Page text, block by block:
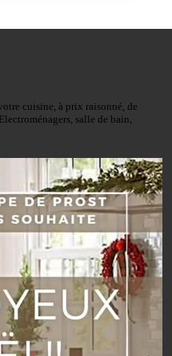
cuisine, à prix raisonné, de
salle de bain,